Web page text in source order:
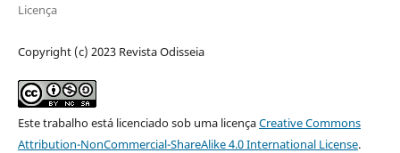
Licença
Copyright (c) 2023 Revista Odisseia
Este trabalho está licenciado sob uma licençaCreative Commons
Attribution-NonCommercial-ShareAlike 4.0 International License.